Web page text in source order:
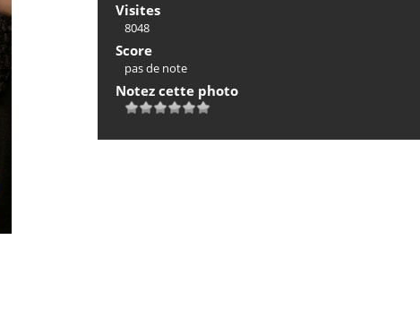
Visites
8048
Score
pas de note
Notez cette photo